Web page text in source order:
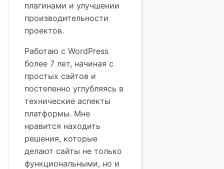
плагинами и улучшении
производительности
проектов.
Работаю с WordPress
более 7 лет, начиная с
простых сайтов и
постепенно углубляясь в
технические аспекты
платформы. Мне
нравится находить
решения, которые
делают сайты не только
функциональными, но и